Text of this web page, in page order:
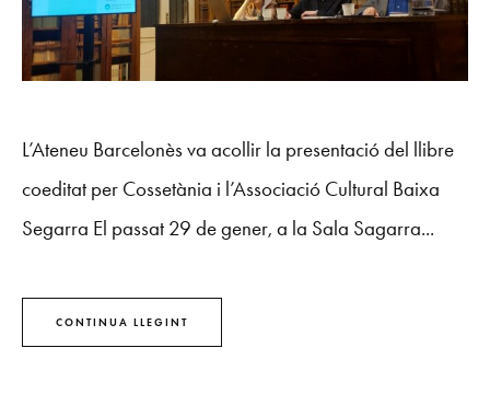
L’Ateneu Barcelonès va acollir la presentació del llibre
coeditat per Cossetània i l’Associació Cultural Baixa
Segarra El passat 29 de gener, a la Sala Sagarra...
CONTINUA LLEGINT